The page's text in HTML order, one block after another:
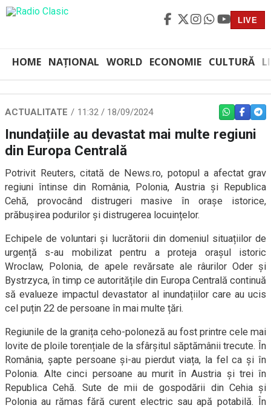
LIVE
HOME NAȚIONAL WORLD ECONOMIE CULTURĂ
ACTUALITATE 11:32 / 18/09/2024 WHATSAPP
Inundațiile au devastat mai multe regiuni
din Europa Centrală
Potrivit Reuters, citată de News.ro, potopul a afectat grav
regiuni întinse din România, Polonia, Austria și Republica
Cehă, provocând distrugeri masive în orașe istorice,
prăbușirea podurilor și distrugerea locuințelor.
Echipele de voluntari și lucrătorii din domeniul situațiilor de
urgență s-au mobilizat pentru a proteja orașul istoric
Wroclaw, Polonia, de apele revărsate ale râurilor Oder și
Bystrzyca, în timp ce autoritățile din Europa Centrală continuă
să evalueze impactul devastator al inundațiilor care au ucis
cel puțin 22 de persoane în mai multe țări.
Regiunile de la granița ceho-poloneză au fost printre cele mai
lovite de ploile torențiale de la sfârșitul săptămânii trecute. În
România, șapte persoane și-au pierdut viața, la fel ca și în
Polonia. Alte cinci persoane au murit în Austria și trei în
Republica Cehă. Sute de mii de gospodării din Cehia și
Polonia au rămas fără curent electric sau apă potabilă. În